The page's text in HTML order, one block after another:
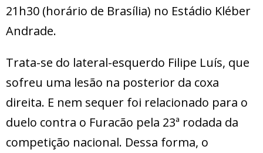
21h30 (horário de Brasília) no Estádio Kléber
Andrade.
Trata-se do lateral-esquerdo Filipe Luís, que
sofreu uma lesão na posterior da coxa
direita. E nem sequer foi relacionado para o
duelo contra o Furacão pela 23ª rodada da
competição nacional. Dessa forma, o